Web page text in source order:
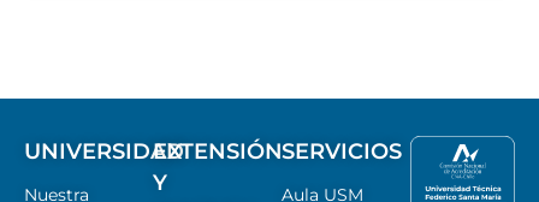
UNIVERSIDAD
Nuestra
EXTENSIÓN
Y
SERVICIOS
Aula USM